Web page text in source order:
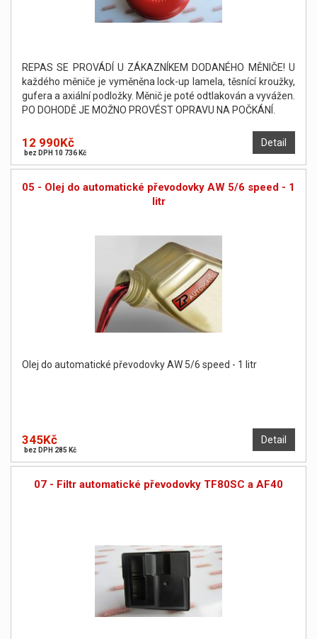
REPAS SE PROVÁDÍ U ZÁKAZNÍKEM DODANÉHO MĚNIČE! U
každého měniče je vyměněna lock-up lamela, těsnící kroužky,
gufera a axiální podložky. Měnič je poté odtlakován a vyvážen.
PO DOHODĚ JE MOŽNO PROVÉST OPRAVU NA POČKÁNÍ.
Detail
12 990Kč
bez DPH 10 736 Kč
05 - Olej do automatické převodovky AW 5/6 speed - 1
litr
Olej do automatické převodovky AW 5/6 speed - 1 litr
Detail
345Kč
bez DPH 285 Kč
07 - Filtr automatické převodovky TF80SC a AF40